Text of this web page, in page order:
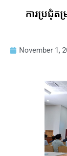
ការប្រជុំ
November 1,